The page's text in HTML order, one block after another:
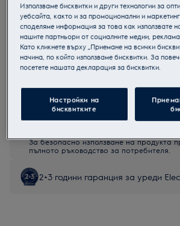
LFG719R
Черен абсорбатор
За безопасно използване на продукта
пълното ръководство за потребителя.
2+3 години гаранция за уреди
Използваме бисквитки и други технологии за
уебсайта, както и за промоционални и
споделяме информация за това как използвате
нашите партньори от социалните медии,
Като кликнете върху „Приемане на всички
начина, по който използваме бисквитки. За
посетете нашата декларация за бисквитки.
Настройки на
бисквитките